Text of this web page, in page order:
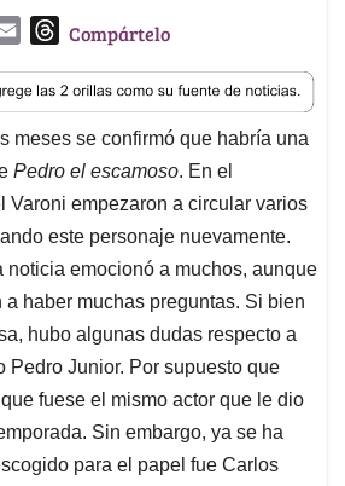
a
i
l
T
r
e
a
d
s
Compártelo
meses se confirmó que habría una
Pedro el escamoso. En el
Varoni empezaron a circular varios
este personaje nuevamente.
noticia emocionó a muchos, aunque
haber muchas preguntas. Si bien
hubo algunas dudas respecto a
Pedro Junior. Por supuesto que
fuese el mismo actor que le dio
Sin embargo, ya se ha
para el papel fue Carlos